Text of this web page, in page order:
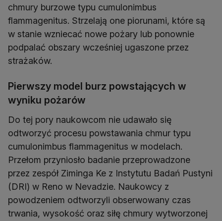
chmury burzowe typu cumulonimbus
flammagenitus. Strzelają one piorunami, które są
w stanie wzniecać nowe pożary lub ponownie
podpalać obszary wcześniej ugaszone przez
strażaków.
Pierwszy model burz powstających w
wyniku pożarów
Do tej pory naukowcom nie udawało się
odtworzyć procesu powstawania chmur typu
cumulonimbus flammagenitus w modelach.
Przełom przyniosło badanie przeprowadzone
przez zespół Ziminga Ke z Instytutu Badań Pustyni
(DRI) w Reno w Nevadzie. Naukowcy z
powodzeniem odtworzyli obserwowany czas
trwania, wysokość oraz siłę chmury wytworzonej